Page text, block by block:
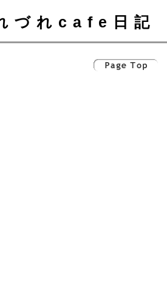
づれcafe日記